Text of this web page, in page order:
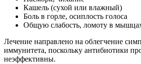
Кашель (сухой или влажный)
Боль в горле, осиплость голоса
Общую слабость, ломоту в
Лечение направлено на облегчение
иммунитета, поскольку антибиотики
неэффективны.